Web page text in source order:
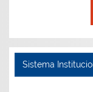
Sistema